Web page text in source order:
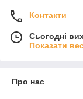
Контакти
Сьогодні
Показати
Про нас